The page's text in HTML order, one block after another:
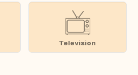
Television